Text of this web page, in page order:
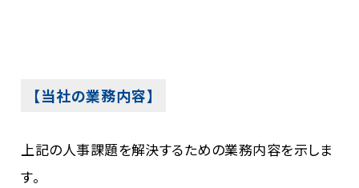
【当社の業務内容】
上記の人事課題を解決するための業務内容を示しま
す。